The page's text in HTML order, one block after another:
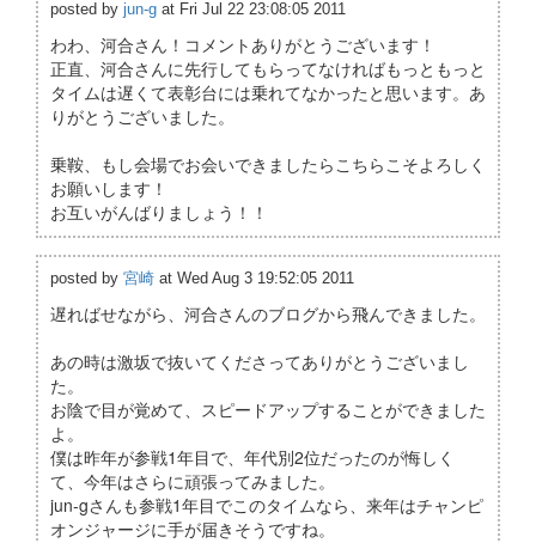
posted by jun-g at Fri Jul 22 23:08:05 2011
わわ、河合さん！コメントありがとうございます！
正直、河合さんに先行してもらってなければもっともっと
タイムは遅くて表彰台には乗れてなかったと思います。あ
りがとうございました。
乗鞍、もし会場でお会いできましたらこちらこそよろしく
お願いします！
お互いがんばりましょう！！
posted by 宮崎 at Wed Aug 3 19:52:05 2011
遅ればせながら、河合さんのブログから飛んできました。
あの時は激坂で抜いてくださってありがとうございまし
た。
お陰で目が覚めて、スピードアップすることができました
よ。
僕は昨年が参戦1年目で、年代別2位だったのが悔しく
て、今年はさらに頑張ってみました。
jun-gさんも参戦1年目でこのタイムなら、来年はチャンピ
オンジャージに手が届きそうですね。